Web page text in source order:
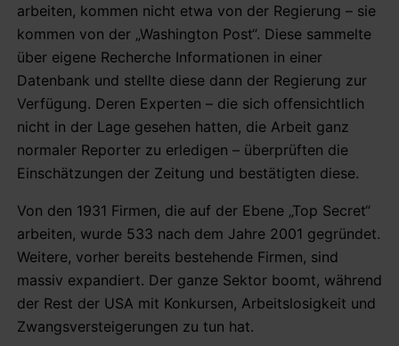
arbeiten, kommen nicht etwa von der Regierung – sie
kommen von der „Washington Post“. Diese sammelte
über eigene Recherche Informationen in einer
Datenbank und stellte diese dann der Regierung zur
Verfügung. Deren Experten – die sich offensichtlich
nicht in der Lage gesehen hatten, die Arbeit ganz
normaler Reporter zu erledigen – überprüften die
Einschätzungen der Zeitung und bestätigten diese.
Von den 1931 Firmen, die auf der Ebene „Top Secret“
arbeiten, wurde 533 nach dem Jahre 2001 gegründet.
Weitere, vorher bereits bestehende Firmen, sind
massiv expandiert. Der ganze Sektor boomt, während
der Rest der USA mit Konkursen, Arbeitslosigkeit und
Zwangsversteigerungen zu tun hat.